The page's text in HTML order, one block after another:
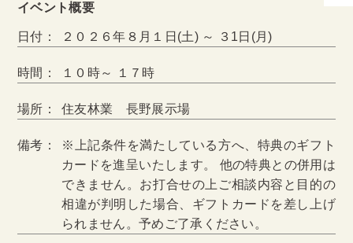
イベント概要
日付： ２０２６年８月１日(土) ～ ３1日(月)
時間： １０時～ １７時
場所： 住友林業 長野展示場
備考：
※上記条件を満たしている方へ、特典のギフト
カードを進呈いたします。 他の特典との併用は
できません。お打合せの上ご相談内容と目的の
相違が判明した場合、ギフトカードを差し上げ
られません。予めご了承ください。